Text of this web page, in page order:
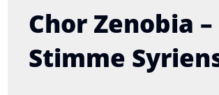
Chor Zenobia
Stimme